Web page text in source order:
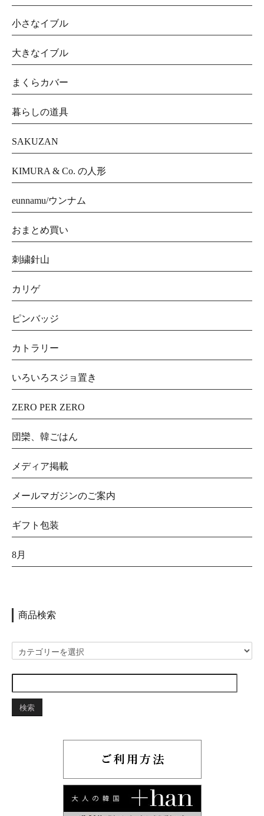
小さなイブル
大きなイブル
まくらカバー
暮らしの道具
SAKUZAN
KIMURA & Co. の人形
eunnamu/ウンナム
おまとめ買い
刺繍針山
カリゲ
ピンバッジ
カトラリー
いろいろスジョ置き
ZERO PER ZERO
団欒、韓ごはん
メディア掲載
メールマガジンのご案内
ギフト包装
8月
商品検索
検索